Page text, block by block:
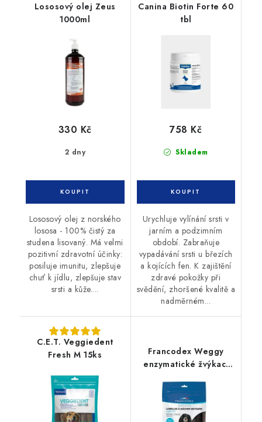
Lososový olej Zeus
1000ml
2 dny
330 Kč
Lososový olej z norského
lososa - 100% čistý za
studena lisovaný. Má velmi
pozitivní zdravotní účinky:
posiluje imunitu, zlepšuje
chuť k jídlu, zlepšuje stav
srsti a kůže....
Canina Biotin Forte 60
tbl
Skladem
758 Kč
Urychluje vylínání srsti v
jarním a podzimním
období. Zabraňuje
vypadávání srsti u březích
a kojících fen. K zajištění
zdravé pokožky při
svědění, zhoršené kvalitě a
nadměrném...
C.E.T. Veggiedent
Fresh M 15ks
Francodex Weggy
enzymatické žvýkací